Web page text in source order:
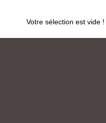
Votre sélection est vide !